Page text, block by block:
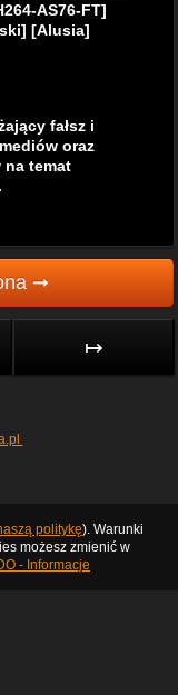
AS76-FT]
[Alusia]
fałsz i
oraz
na temat
➞
↦
politykę). Warunki
możesz zmienić w
- Informacje